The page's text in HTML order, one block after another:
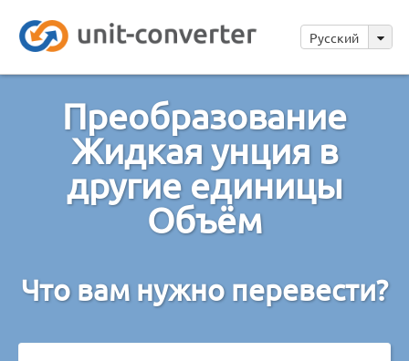
Русский
Преобразование
Жидкая унция в
другие единицы
Объём
Что вам нужно перевести?